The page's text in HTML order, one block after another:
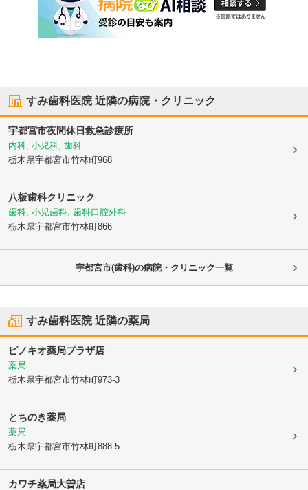
すみ歯科医院近隣の病院・クリニック
宇都宮市夜間休日救急診療所
内科, 小児科, 歯科
栃木県宇都宮市竹林町968
八板歯科クリニック
歯科, 小児歯科, 歯科口腔外科
栃木県宇都宮市竹林町866
宇都宮市(歯科)の病院・クリニック一覧
すみ歯科医院近隣の薬局
ピノキオ薬局プラザ店
薬局
栃木県宇都宮市竹林町973-3
とちのき薬局
薬局
栃木県宇都宮市竹林町888-5
カワチ薬局大曽店